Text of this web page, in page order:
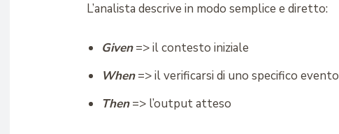
L’analista descrive in modo semplice e diretto:
Given=> il contesto iniziale
When=> il verificarsi di uno specifico evento
Then=> l’output atteso